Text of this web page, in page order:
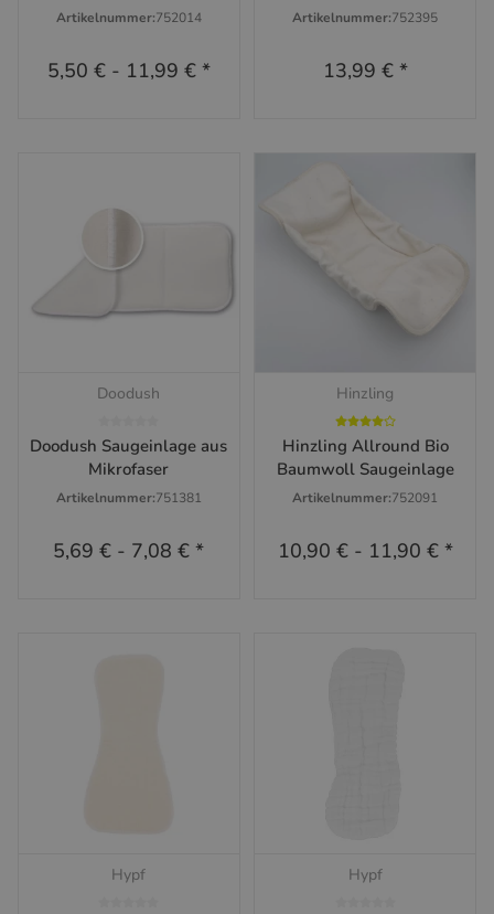
Artikelnummer:752014
5,50 €- 11,99 € *
Artikelnummer:752395
13,99 € *
Doodush
Doodush Saugeinlage aus
Mikrofaser
Artikelnummer:751381
5,69 € - 7,08 €*
Hinzling
Hinzling Allround Bio
Baumwoll Saugeinlage
Artikelnummer:752091
10,90 €- 11,90 € *
Hypf Hypf